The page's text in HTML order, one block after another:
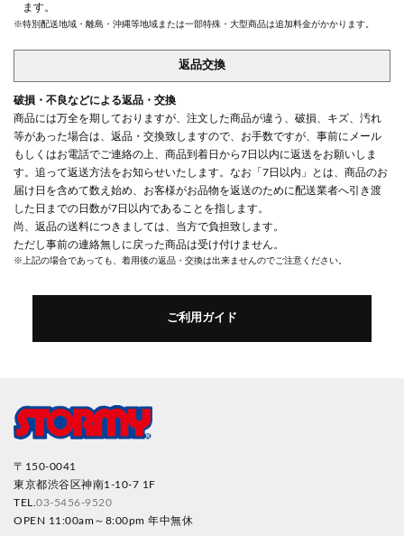
ます。
※特別配送地域・離島・沖縄等地域または一部特殊・大型商品は追加料金がかかります。
返品交換
破損・不良などによる返品・交換
商品には万全を期しておりますが、注文した商品が違う、破損、キズ、汚れ
等があった場合は、返品・交換致しますので、お手数ですが、事前にメール
もしくはお電話でご連絡の上、商品到着日から7日以内に返送をお願いしま
す。追って返送方法をお知らせいたします。なお「7日以内」とは、商品のお
届け日を含めて数え始め、お客様がお品物を返送のために配送業者へ引き渡
した日までの日数が7日以内であることを指します。
尚、返品の送料につきましては、当方で負担致します。
ただし事前の連絡無しに戻った商品は受け付けません。
※上記の場合であっても、着用後の返品・交換は出来ませんのでご注意ください。
ご利用ガイド
〒150-0041
東京都渋谷区神南1-10-7 1F
TEL. 03-5456-9520
OPEN 11:00am～8:00pm 年中無休